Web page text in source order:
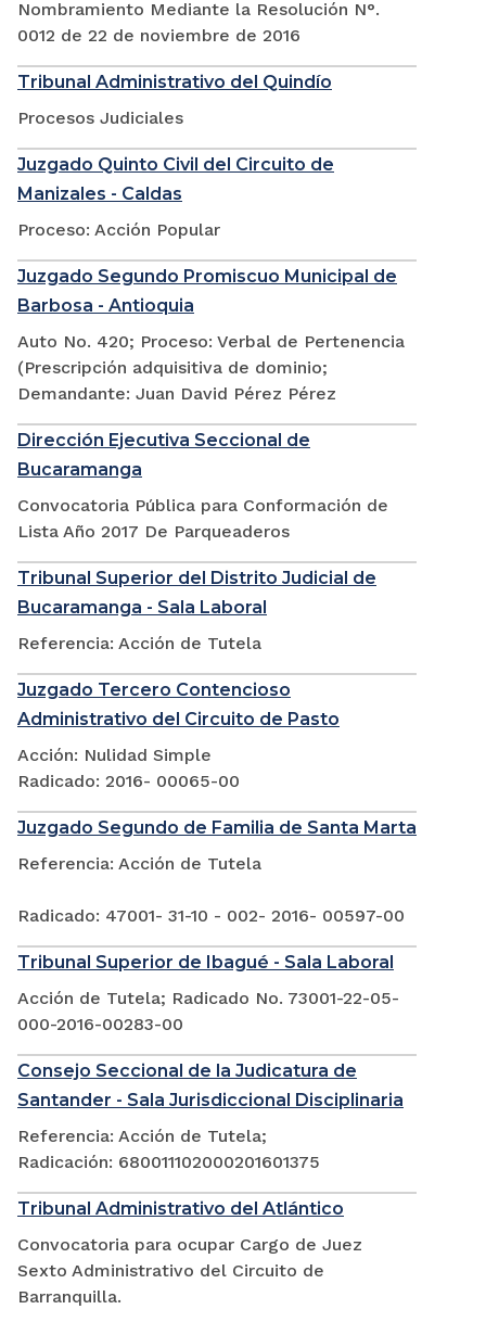
Nombramiento Mediante la Resolución N°.
0012 de 22 de noviembre de 2016
Tribunal Administrativo del Quindío
Procesos Judiciales
Juzgado Quinto Civil del Circuito de
Manizales - Caldas
Proceso: Acción Popular
Juzgado Segundo Promiscuo Municipal de
Barbosa - Antioquia
Auto No. 420; Proceso: Verbal de Pertenencia
(Prescripción adquisitiva de dominio;
Demandante: Juan David Pérez Pérez
Dirección Ejecutiva Seccional de
Bucaramanga
Convocatoria Pública para Conformación de
Lista Año 2017 De Parqueaderos
Tribunal Superior del Distrito Judicial de
Bucaramanga - Sala Laboral
Referencia: Acción de Tutela
Juzgado Tercero Contencioso
Administrativo del Circuito de Pasto
Acción: Nulidad Simple
Radicado: 2016- 00065-00
Juzgado Segundo de Familia de Santa Marta
Referencia: Acción de Tutela
Radicado: 47001- 31-10 - 002- 2016- 00597-00
Tribunal Superior de Ibagué - Sala Laboral
Acción de Tutela; Radicado No. 73001-22-05-
000-2016-00283-00
Consejo Seccional de la Judicatura de
Santander - Sala Jurisdiccional Disciplinaria
Referencia: Acción de Tutela;
Radicación: 680011102000201601375
Tribunal Administrativo del Atlántico
Convocatoria para ocupar Cargo de Juez
Sexto Administrativo del Circuito de
Barranquilla.